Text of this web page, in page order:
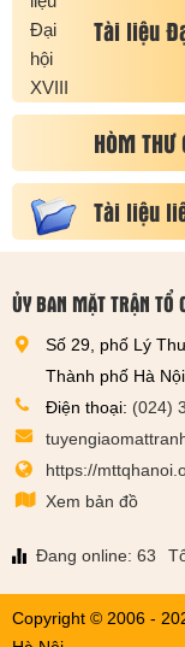
Tài liệu
HÒM THƯ
Tài liệu
ỦY BAN MẶT TRẬN TỔ
Số 29, phố Lý
Thành phố Hà Nội
Điện thoại: (024)
https://
Xem bản đồ
Đang online: 63
Copyright © 2006 -